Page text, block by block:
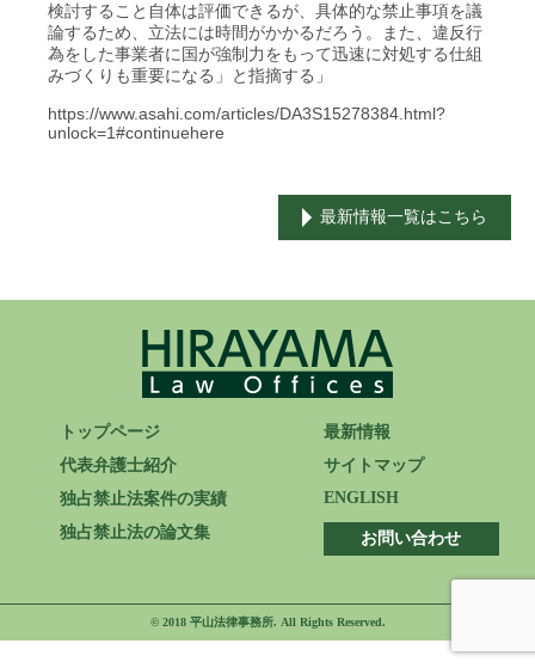
独占禁止法の論文集
ENGLISH
検討すること自体は評価できるが、具体的な禁止事項を議
論するため、立法には時間がかかるだろう。また、違反行
為をした事業者に国が強制力をもって迅速に対処する仕組
みづくりも重要になる」と指摘する」
https://www.asahi.com/articles/DA3S15278384.html?
unlock=1#continuehere
最新情報一覧はこちら
トップページ
代表弁護士紹介
独占禁止法案件の実績
独占禁止法の論文集
最新情報
サイトマップ
ENGLISH
お問い合わせ
© 2018 平山法律事務所. All Rights Reserved.